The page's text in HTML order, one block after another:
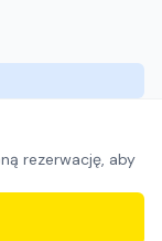
rezerwację, aby